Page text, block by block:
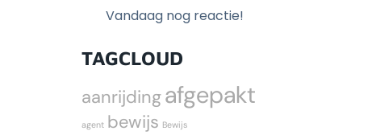
vandaag nog reactie!
TAGCLOUD
aanrijdingafgepakt
agent bewijs Bewijs